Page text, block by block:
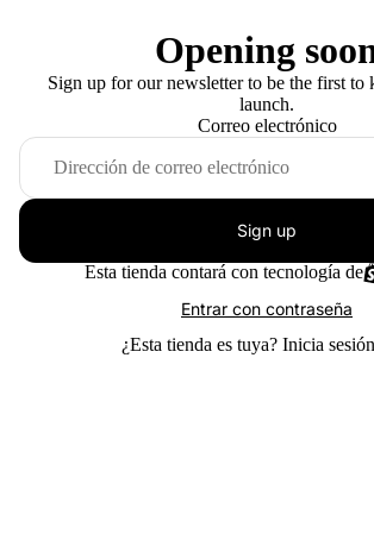
Opening
Sign up for our newsletter to be the first
launch.
Correo electrónico
Sign up
Esta tienda contará con tecnología de
Entrar con contraseña
¿Esta tienda es tuya? Inicia